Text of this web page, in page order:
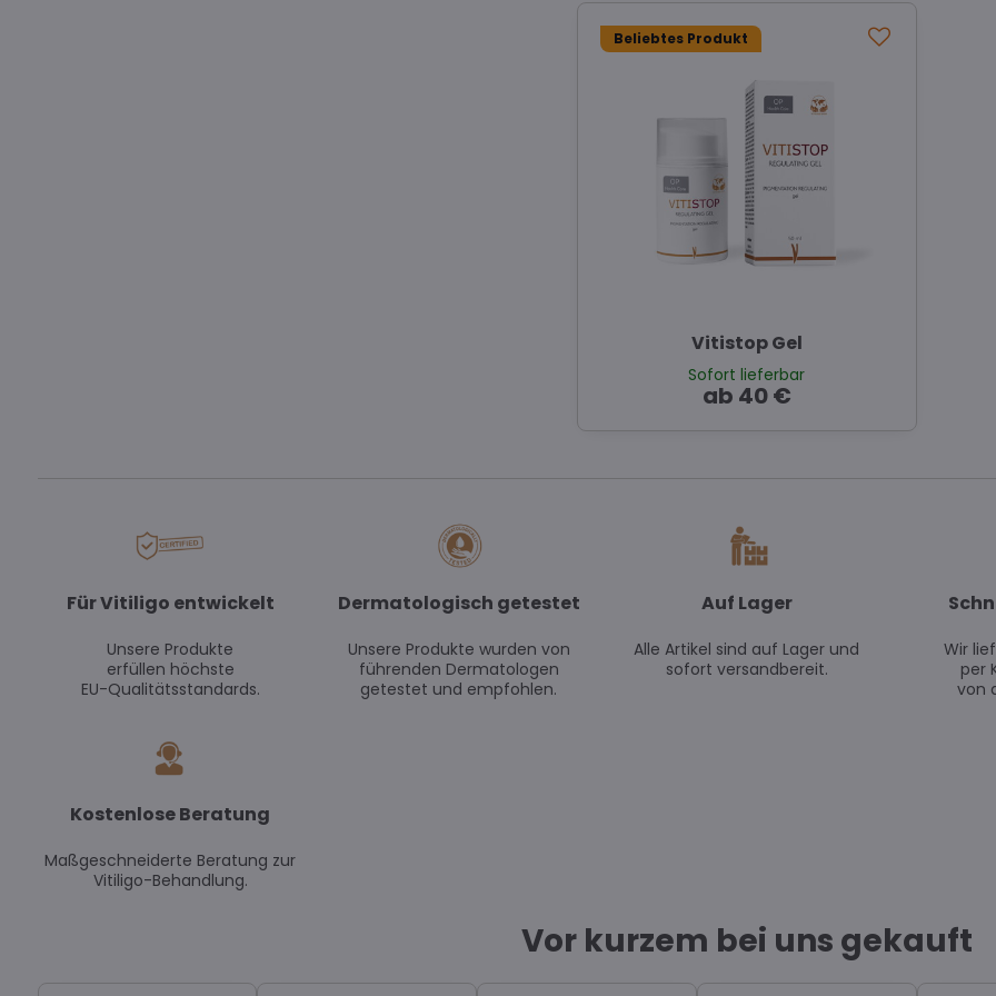
Beliebtes Produkt
Vitistop Gel
Sofort lieferbar
ab 40 €
Für Vitiligo entwickelt
Unsere Produkte
erfüllen höchste
EU-Qualitätsstandards.
Dermatologisch getestet
Unsere Produkte wurden von
führenden Dermatologen
getestet und empfohlen.
Auf Lager
Alle Artikel sind auf Lager und
sofort versandbereit.
Wir
per
von
Kostenlose Beratung
Maßgeschneiderte Beratung zur
Vitiligo-Behandlung.
Vor kurzem bei uns gekauft